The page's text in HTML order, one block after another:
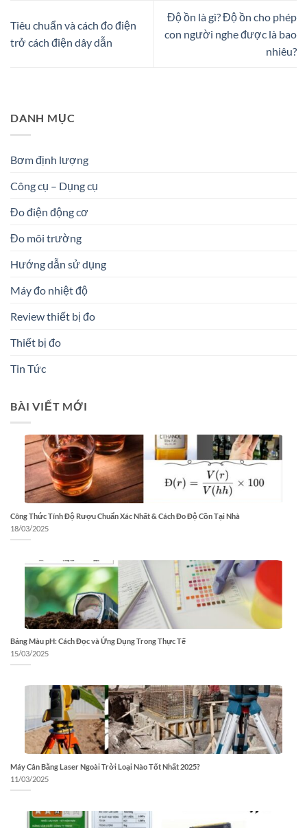
Tiêu chuẩn và cách đo điện
trở cách điện dây dẫn
Độ ồn là gì? Độ ồn cho phép
con người nghe được là bao
nhiêu?
DANH MỤC
Bơm định lượng
Công cụ – Dụng cụ
Đo điện động cơ
Đo môi trường
Hướng dẫn sử dụng
Máy đo nhiệt độ
Review thiết bị đo
Thiết bị đo
Tin Tức
BÀI VIẾT MỚI
Công Thức Tính Độ Rượu Chuẩn Xác Nhất & Cách Đo Độ Cồn Tại Nhà
18/03/2025
Bảng Màu pH: Cách Đọc và Ứng Dụng Trong Thực Tế
15/03/2025
Máy Cân Bằng Laser Ngoài Trời Loại Nào Tốt Nhất 2025?
11/03/2025